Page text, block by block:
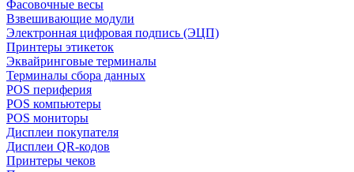
Фасовочные весы
Взвешивающие модули
Электронная цифровая подпись (ЭЦП)
Принтеры этикеток
Эквайринговые терминалы
Терминалы сбора данных
POS периферия
POS компьютеры
POS мониторы
Дисплеи покупателя
Дисплеи QR-кодов
Принтеры чеков